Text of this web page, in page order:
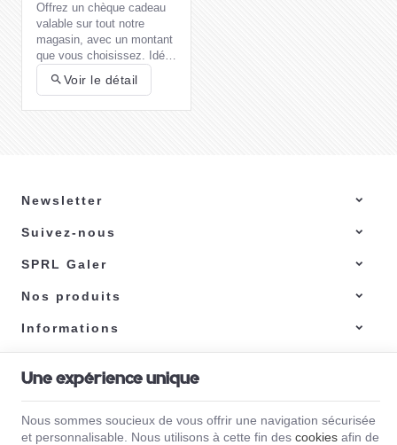
Offrez un chèque cadeau
valable sur tout notre
magasin, avec un montant
que vous choisissez. Idéal
pour un cadeau pratique et
flexible !
Voir le détail
Comment choisir
gaz ?
Choisir un barbecue à gaz
préférences nécessite de
plusieurs critères
importants.
Voici quelques éléments à
considérer lors de votre
Newsletter
Suivez-nous
SPRL Galer
Nos produits
Informations
Conditions d'utilisation du site web| Cookies|Données personnelles|Traitement
de vos données par Google
Une expérience unique
Nous sommes soucieux de vous offrir une navigation sécurisée
et personnalisable. Nous utilisons à cette fin des cookies afin de